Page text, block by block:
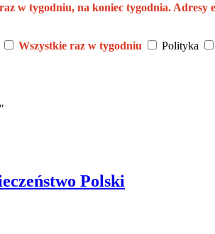
w tygodniu, na koniec tygodnia.
Wszystkie raz w tygodniu Polityka
Polski